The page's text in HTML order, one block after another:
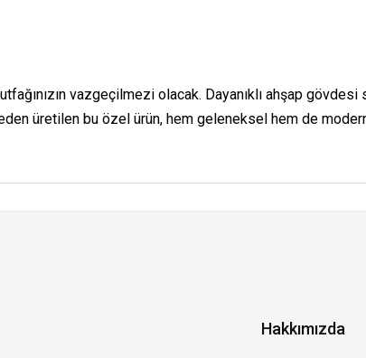
vazgeçilmezi olacak. Dayanıklı ahşap
üretilen bu özel ürün, hem geleneksel hem de
Hakkımızda